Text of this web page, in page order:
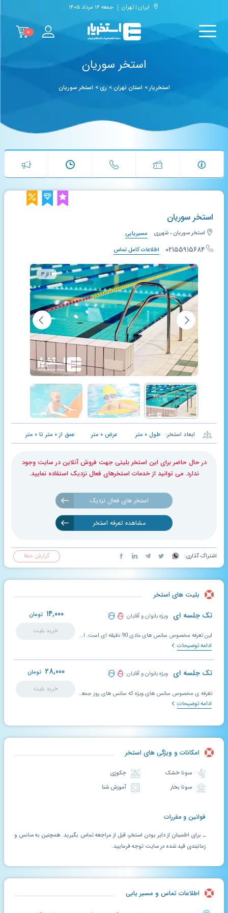
ایران | تهران جمعه ۱۶ مرداد ۱۴۰۵
۰
استخر سوریان
استخریار> استان تهران> ری > استخر سوریان
استخر سوریان
استخر سوریان ، شهرری مسیریابی
۰۲۱۵۵۹۱۵۶۸۴ اطلاعات کامل تماس
۱ از ۳
ابعاد استخر: طول ۰ متر عرض۰ متر عمق از۰ متر تا۰ متر
در حال حاضر برای این استخر بلیتی جهت فروش آنلاین در سایت وجود
ندارد. می توانید از خدمات استخرهای فعال نزدیک استفاده نمایید.
استخر های فعال نزدیک
مشاهده تعرفه استخر
اشتراک گذاری: گزارش خطا
بلیت های استخر
تک جلسه ای ویژه بانوان و آقایان ۱۴,۰۰۰ تومان
خرید بلیت
این تعرفه مخصوص سانس های عادی 90 دقیقه ای است. استخریاران عزیز سانس منزلت نیز برای بانوان روزهای شنبه ساعت 7:30 الی 9:00 و برای آقایان روزهای چهارشنبه ازساهت 16:00 الی 17:30 می باشد.
ادامه توضیحات
تک جلسه ای ویژه بانوان و آقایان ۲۸,۰۰۰ تومان
خرید بلیت
تعرفه ی مخصوص سانس های ویژه که سانس های روز جمعه ی آقایان را شامل می شود.
ادامه توضیحات
امکانات و ویژگی های استخر
سونا خشک
سونا بخار
جکوزی
آموزش شنا
قوانین و مقررات
ـ برای اطمینان از دایر بودن استخر، قبل از مراجعه تماس بگیرید. همچنین به سانس و
زمانبندی قید شده در سایت توجه فرمایید.
اطلاعات تماس و مسیر یابی